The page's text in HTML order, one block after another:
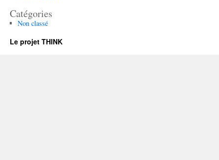
Catégories
Non classé
Le projet THINK